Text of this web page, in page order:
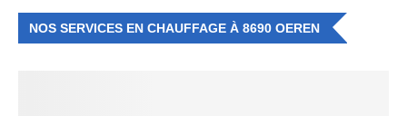
NOS SERVICES EN CHAUFFAGE À 8690 OEREN